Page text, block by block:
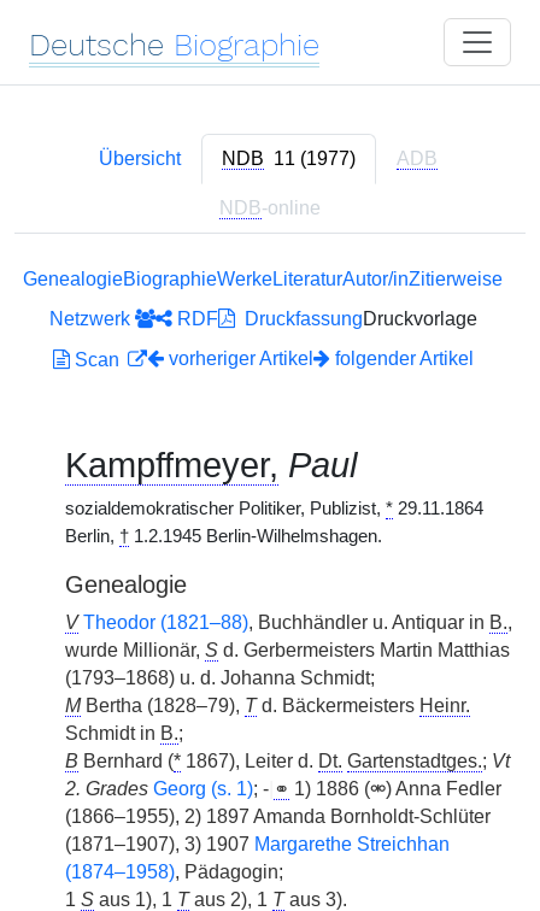
Deutsche Biographie
Übersicht NDB 11 (1977) ADB
NDB-online
GenealogieBiographieWerkeLiteraturAutor/inZitierweise
Netzwerk
RDF DruckfassungDruckvorlage
Scan
vorheriger Artikel folgender Artikel
Kampffmeyer, Paul
sozialdemokratischer Politiker, Publizist, * 29.11.1864
Berlin, † 1.2.1945 Berlin-Wilhelmshagen.
Genealogie
V Theodor (1821–88), Buchhändler u. Antiquar in B.,
wurde Millionär, S d. Gerbermeisters Martin Matthias
(1793–1868) u. d. Johanna Schmidt;
MBertha (1828–79), Td. Bäckermeisters Heinr.
Schmidt in B.;
B Bernhard (* 1867), Leiter d. Dt. Gartenstadtges.; Vt
2. Grades Georg (s. 1); - ⚭ 1) 1886 (⚮) Anna Fedler
(1866–1955), 2) 1897 Amanda Bornholdt-Schlüter
(1871–1907), 3) 1907 Margarethe Streichhan
(1874–1958), Pädagogin;
1 S aus 1), 1 Taus 2), 1 Taus 3).